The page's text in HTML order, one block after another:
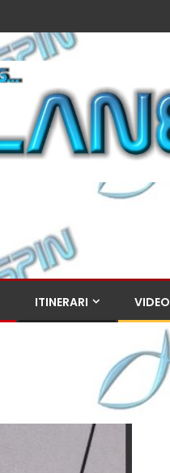
ITINERARI VIDEO